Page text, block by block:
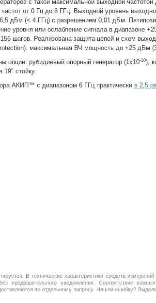
с такой максимальной выходной частотой
от 0 Гц до 8 ГГц. Выходной уровень
дБм (< 4 ГГц) с разрешением 0,01 дБм.
уровня или ослабление сигнала в диапазоне
шагов. Реализована защита цепей и схем
максимальная ВЧ мощность до +25 дБм
опции: рубидиевый опорный генератор (1x10-10),
стойку.
АКИП™ с диапазоном 6 ГГц практически в 2,5
В технические характеристики средств измерений
предварительного уведомления. Соответствие
по отдельному запросу. Нашли ошибку?